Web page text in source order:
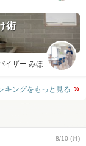
術
イザー みほ
キングをもっと見る
8/10 (月)